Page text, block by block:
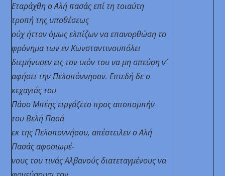
Εταράχθη ο Αλή πασάς επί τη τοιαύτη
τροπή της υποθέσεως
ούχ ήττον όμως ελπίζων να επανορθώση το
φρόνημα των εν Κωνσταντινουπόλει
διεμήνυσεν εις τον υιόν του να μη σπεύση ν’
αφήσει την Πελοπόννησον. Επιεδή δε ο
κεχαγιάς του
Πάσο Μπέης ειργάζετο προς αποπομπήν
του Βελή Πασά
εκ της Πελοποννήσου, απέστειλεν ο Αλή
Πασάς αφοσιωμέ-
νους του τινάς Αλβανούς διατεταγμένους να